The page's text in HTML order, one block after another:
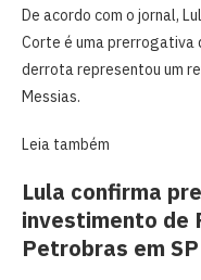
De acordo com o jornal,
Corte é uma prerrogativa
derrota representou um
Messias.
Leia também
Lula confirma
investimento de
Petrobras em SP